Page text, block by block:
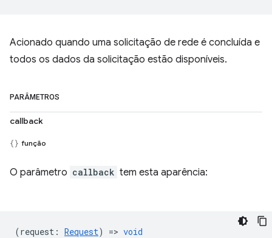
Acionado quando uma solicitação de rede é concluída e
todos os dados da solicitação estão disponíveis.
PARÂMETROS
callback
função
O parâmetro callback tem esta aparência:
(request : Request) => void